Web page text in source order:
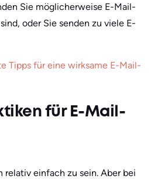
Sie möglicherweise E-Mail-
oder Sie senden zu viele E-
Tipps für eine wirksame E-Mail-
für E-Mail-
einfach zu sein. Aber bei